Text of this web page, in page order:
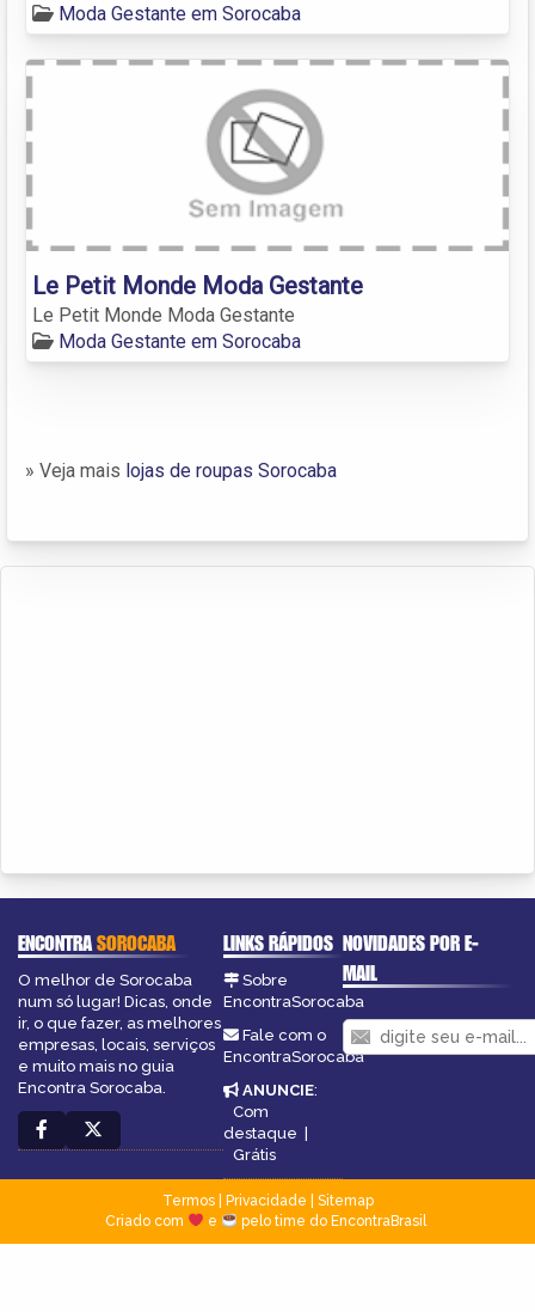
Moda Gestante em Sorocaba
Le Petit Monde Moda Gestante
Le Petit Monde Moda Gestante
Moda Gestante em Sorocaba
» Veja mais lojas de roupas Sorocaba
ENCONTRASOROCABA
O melhor de Sorocaba
num só lugar! Dicas, onde
ir, o que fazer, as melhores
empresas, locais, serviços
e muito mais no guia
Encontra Sorocaba.
LINKS RÁPIDOS
Sobre
EncontraSorocaba
Fale com o
EncontraSorocaba
ANUNCIE:
Com
destaque |
Grátis
NOVIDADES POR E-
MAIL
Termos| Privacidade
Sitemap
Criado com
e pelo time do EncontraBrasil